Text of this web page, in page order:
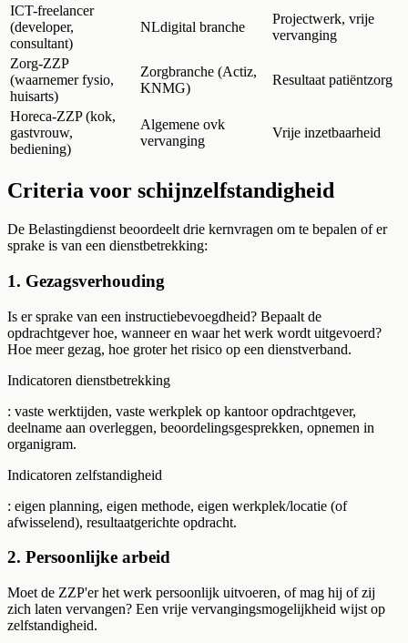
ICT-freelancer
(developer,
consultant)
NLdigital branche
Projectwerk, vrije
vervanging
Zorg-ZZP
(waarnemer fysio,
huisarts)
Zorgbranche (Actiz,
KNMG)
Resultaat patiëntzorg
Horeca-ZZP (kok,
gastvrouw,
bediening)
Algemene ovk
vervanging
Vrije inzetbaarheid
Criteria voor schijnzelfstandigheid
De Belastingdienst beoordeelt drie kernvragen om te bepalen of er
sprake is van een dienstbetrekking:
1. Gezagsverhouding
Is er sprake van een instructiebevoegdheid? Bepaalt de
opdrachtgever hoe, wanneer en waar het werk wordt uitgevoerd?
Hoe meer gezag, hoe groter het risico op een dienstverband.
Indicatoren dienstbetrekking
: vaste werktijden, vaste werkplek op kantoor opdrachtgever,
deelname aan overleggen, beoordelingsgesprekken, opnemen in
organigram.
Indicatoren zelfstandigheid
: eigen planning, eigen methode, eigen werkplek/locatie (of
afwisselend), resultaatgerichte opdracht.
2. Persoonlijke arbeid
Moet de ZZP'er het werk persoonlijk uitvoeren, of mag hij of zij
zich laten vervangen? Een vrije vervangingsmogelijkheid wijst op
zelfstandigheid.